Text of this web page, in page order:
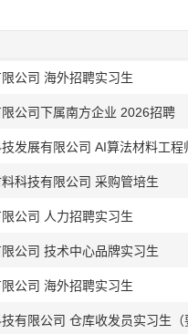
公司 海外招聘实习生
公司下属南方企业 2026招聘
发展有限公司 AI算法材料工
科技有限公司 采购管培生
公司 人力招聘实习生
公司 技术中心品牌实习生
公司 海外招聘实习生
有限公司 仓库收发员实习生